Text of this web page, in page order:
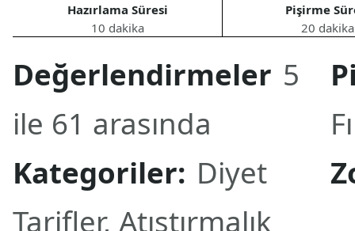
Hazırlama Süresi
10 dakika
Pişirme
20 dakika
Değerlendirmeler 5
ile 61 arasında
Kategoriler: Diyet
Tarifler, Atıştırmalık